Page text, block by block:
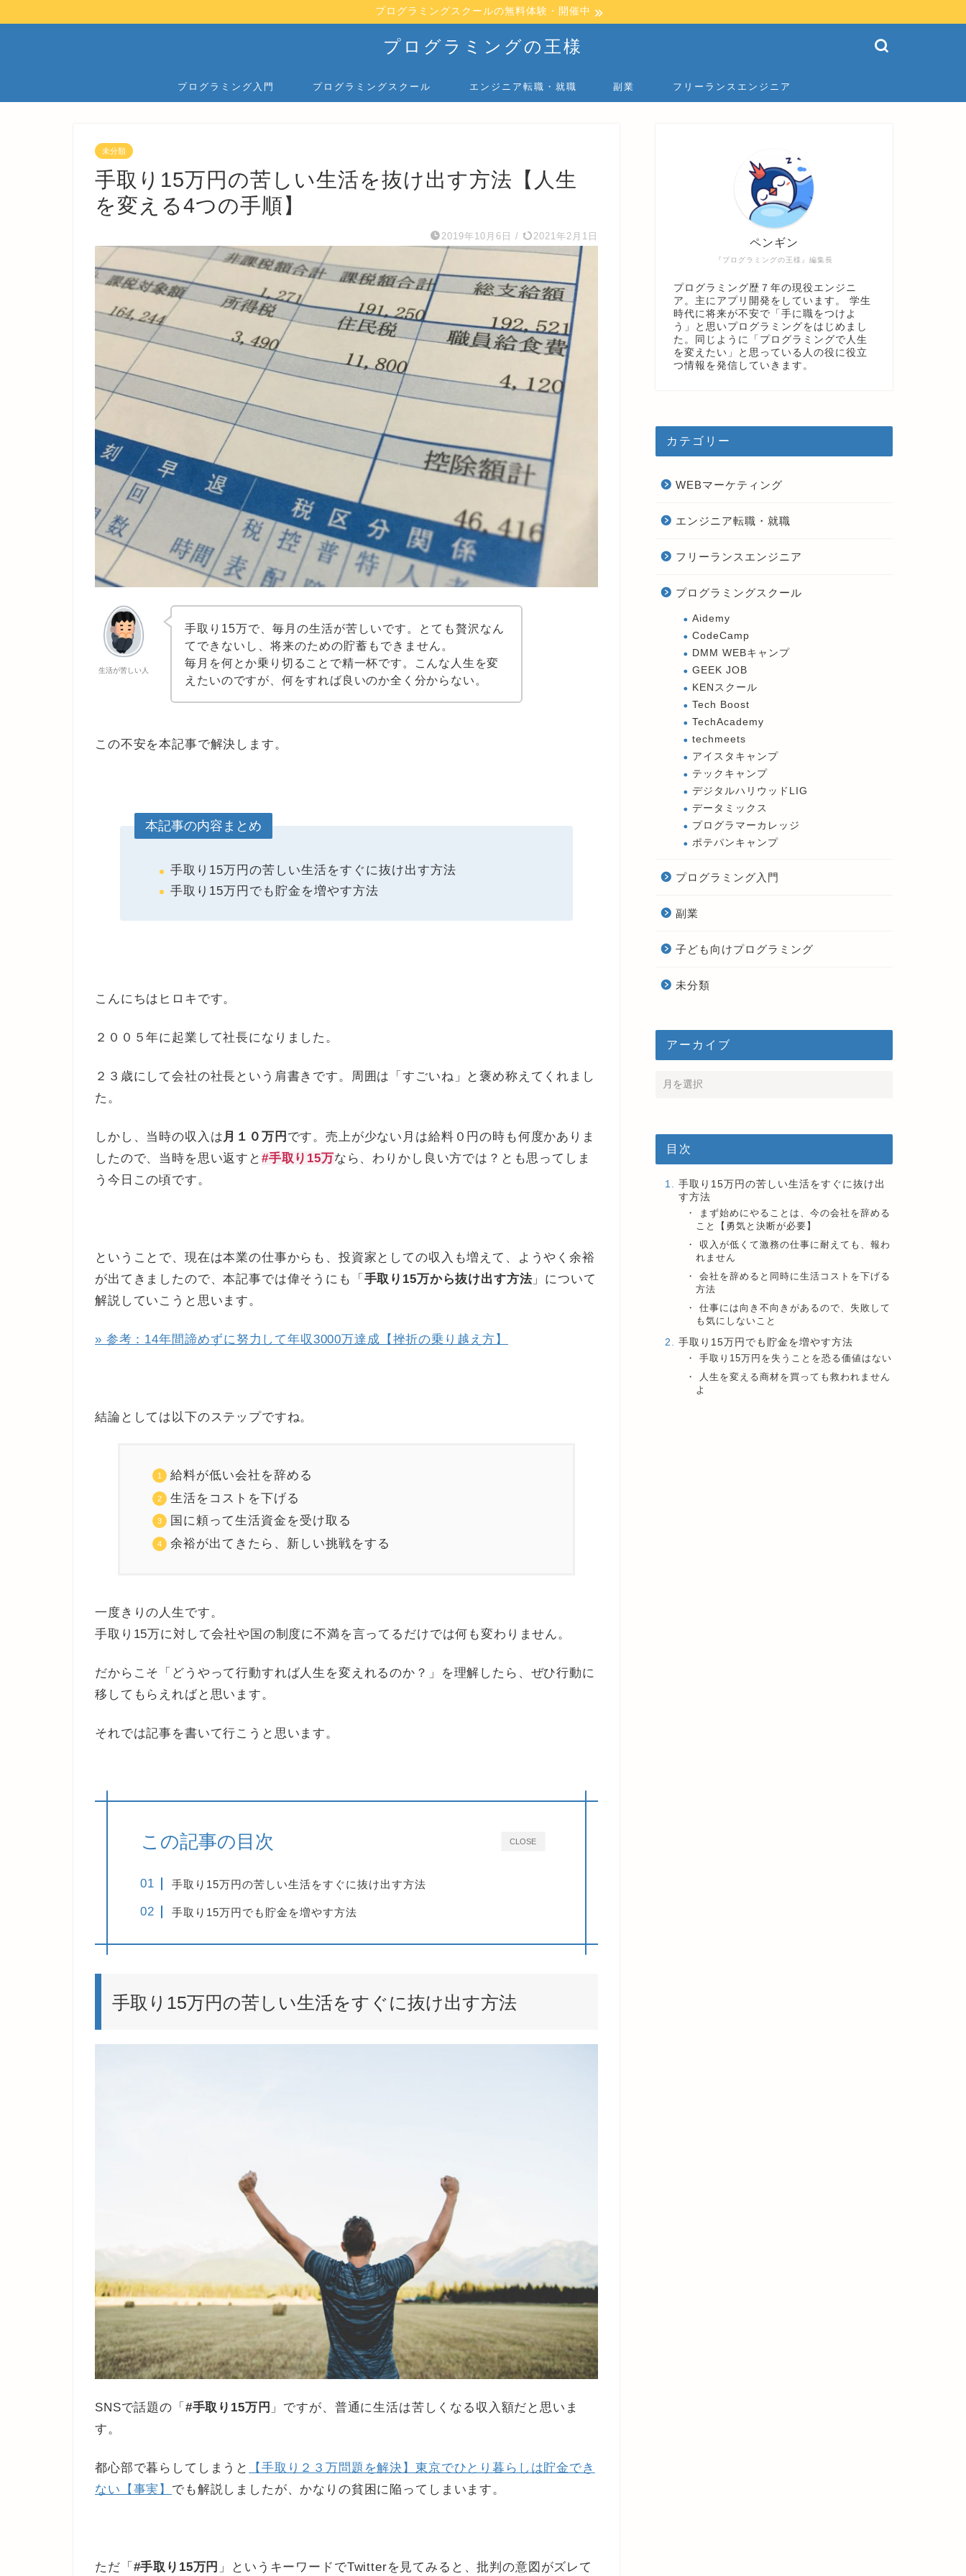
プログラミングスクールの無料体験・開催中
プログラミングの王様
プログラミング入門 プログラミングスクール エンジニア転職・就職 副業 フリーランスエンジニア
未分類
手取り15万円の苦しい生活を抜け出す方法【人生
を変える4つの手順】
2019年10月6日 / 2021年2月1日
生活が苦しい人
手取り15万で、毎月の生活が苦しいです。とても贅沢なん
てできないし、将来のための貯蓄もできません。
毎月を何とか乗り切ることで精一杯です。こんな人生を変
えたいのですが、何をすれば良いのか全く分からない。
この不安を本記事で解決します。
本記事の内容まとめ
手取り15万円の苦しい生活をすぐに抜け出す方法
手取り15万円でも貯金を増やす方法
こんにちはヒロキです。
２００５年に起業して社長になりました。
２３歳にして会社の社長という肩書きです。周囲は「すごいね」と褒め称えてくれまし
た。
しかし、当時の収入は月１０万円 です。売上が少ない月は給料０円の時も何度かありま
したので、当時を思い返すと #手取り15万なら、わりかし良い方では？とも思ってしま
う今日この頃です。
ということで、現在は本業の仕事からも、投資家としての収入も増えて、ようやく余裕
が出てきましたので、本記事では偉そうにも「 手取り15万から抜け出す方法 」について
解説していこうと思います。
» 参考：14年間諦めずに努力して年収3000万達成【挫折の乗り越え方】
結論としては以下のステップですね。
給料が低い会社を辞める
生活をコストを下げる
国に頼って生活資金を受け取る
余裕が出てきたら、新しい挑戦をする
一度きりの人生です。
手取り15万に対して会社や国の制度に不満を言ってるだけでは何も変わりません。
だからこそ「どうやって行動すれば人生を変えれるのか？」を理解したら、ぜひ行動に
移してもらえればと思います。
それでは記事を書いて行こうと思います。
CLOSE
この記事の目次
手取り15万円の苦しい生活をすぐに抜け出す方法
手取り15万円でも貯金を増やす方法
手取り15万円の苦しい生活をすぐに抜け出す方法
SNSで話題の「 #手取り15万円 」ですが、普通に生活は苦しくなる収入額だと思いま
す。
都心部で暮らしてしまうと
【手取り２３万問題を解決】東京でひとり暮らしは貯金でき
ない【事実】 でも解説しましたが、かなりの貧困に陥ってしまいます。
ただ「 #手取り15万円 」というキーワードでTwitterを見てみると、批判の意図がズレて
『プログラミングの王様』編集長
ペンギン
プログラミング歴７年の現役エンジニ
ア。主にアプリ開発をしています。 学生
時代に将来が不安で「手に職をつけよ
う」と思いプログラミングをはじめまし
た。同じように「プログラミングで人生
を変えたい」と思っている人の役に役立
つ情報を発信していきます。
カテゴリー
WEBマーケティング
エンジニア転職・就職
フリーランスエンジニア
プログラミングスクール
Aidemy
CodeCamp
DMM WEBキャンプ
GEEK JOB
KENスクール
Tech Boost
TechAcademy
techmeets
アイスタキャンプ
テックキャンプ
デジタルハリウッドLIG
データミックス
プログラマーカレッジ
ポテパンキャンプ
プログラミング入門
副業
子ども向けプログラミング
未分類
アーカイブ
目次
手取り15万円の苦しい生活をすぐに抜け出
す方法
まず始めにやることは、今の会社を辞める
こと【勇気と決断が必要】
収入が低くて激務の仕事に耐えても、報わ
れません
会社を辞めると同時に生活コストを下げる
方法
仕事には向き不向きがあるので、失敗して
も気にしないこと
手取り15万円でも貯金を増やす方法
手取り15万円を失うことを恐る価値はない
人生を変える商材を買っても救われません
よ